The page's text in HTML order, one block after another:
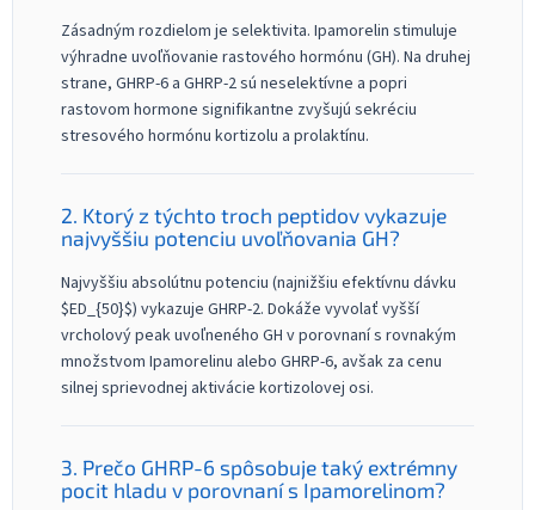
Zásadným rozdielom je selektivita. Ipamorelin stimuluje
výhradne uvoľňovanie rastového hormónu (GH). Na druhej
strane, GHRP-6 a GHRP-2 sú neselektívne a popri
rastovom hormone signifikantne zvyšujú sekréciu
stresového hormónu kortizolu a prolaktínu.
2. Ktorý z týchto troch peptidov vykazuje
najvyššiu potenciu uvoľňovania GH?
Najvyššiu absolútnu potenciu (najnižšiu efektívnu dávku
$ED_{50}$) vykazuje GHRP-2. Dokáže vyvolať vyšší
vrcholový peak uvoľneného GH v porovnaní s rovnakým
množstvom Ipamorelinu alebo GHRP-6, avšak za cenu
silnej sprievodnej aktivácie kortizolovej osi.
3. Prečo GHRP-6 spôsobuje taký extrémny
pocit hladu v porovnaní s Ipamorelinom?